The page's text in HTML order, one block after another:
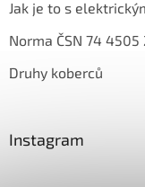
Jak je to s
Norma ČSN 74
Druhy koberců
Instagram